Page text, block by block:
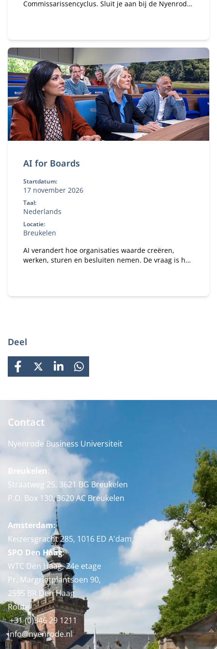
Commissarissencyclus. Sluit je aan bij de Nyenrode
onze community?
AI for Boards
Startdatum:
17 november 2026
Taal:
Nederlands
Locatie:
Breukelen
AI verandert hoe organisaties waarde creëren,
werken, sturen en besluiten nemen. De vraag is hoe
toezichthouder.
Deel
FACEBOOK
X LINKEDINWHATSAPP
Contact
Nyenrode Business Universiteit
Breukelen:
Straatweg 25, 3621 BG Breukelen
P.O. Box 130, 3620 AC Breukelen
Amsterdam:
Keizersgracht 285, 1016 ED A'dam
SPO Den Haag:
WTC Den Haag, 24e etage
Pr. Margrietplantsoen 90,
2595 BR Den Haag
Route
+31 (0)346 29 1211
info@nyenrode.nl